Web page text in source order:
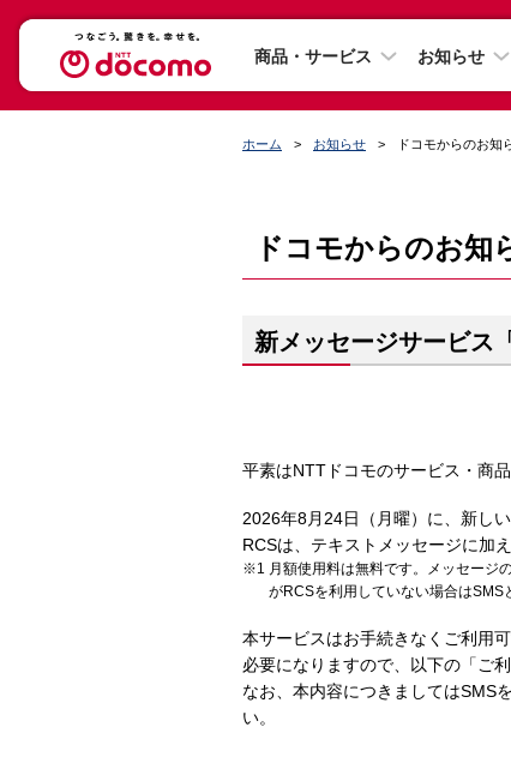
商品・サービス お知らせ
ホーム お知らせ ドコモからのお知
ドコモからのお知
新メッセージサービス
平素はNTTドコモのサービス・商
2026年8月24日（月曜）に、新し
RCSは、テキストメッセージに加
月額使用料は無料です。メッセージ
がRCSを利用していない場合はSMS
本サービスはお手続きなくご利用
必要になりますので、以下の「ご
なお、本内容につきましてはSMS
い。